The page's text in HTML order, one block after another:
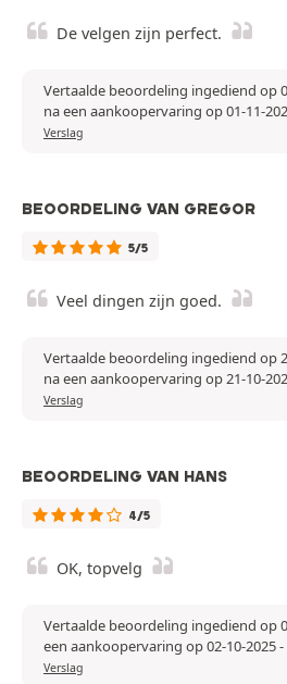
De velgen zijn perfect.
Vertaalde beoordeling ingediend op
na een aankoopervaring op 01-11-
Verslag
BEOORDELING VAN GREGOR
5/5
Veel dingen zijn goed.
Vertaalde beoordeling ingediend op
na een aankoopervaring op 21-10-
Verslag
BEOORDELING VAN HANS
4/5
OK, topvelg
Vertaalde beoordeling ingediend op
een aankoopervaring op 02-10-2025-
Verslag